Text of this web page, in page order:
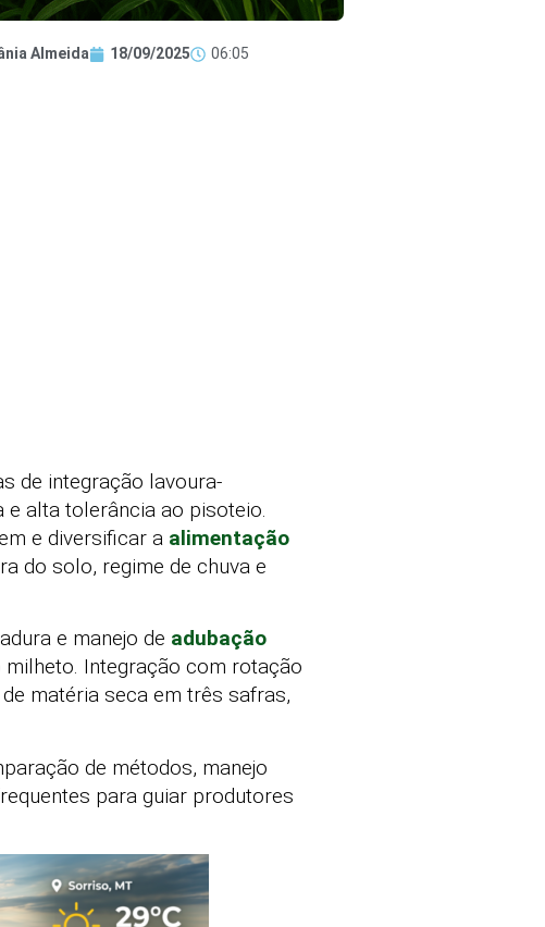
Almeida 18/09/2025 06:05
de integração lavoura-
e alta tolerância ao pisoteio.
e diversificar a alimentação
do solo, regime de chuva e
e manejo de adubação
Integração com rotação
matéria seca em três safras,
de métodos, manejo
para guiar produtores